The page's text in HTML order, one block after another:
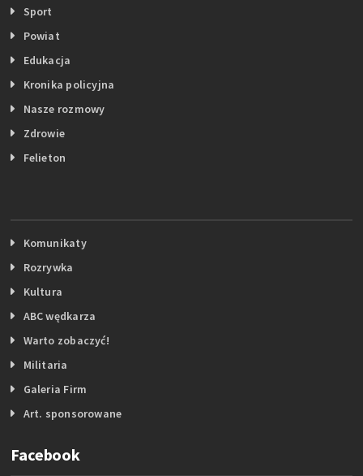
Sport
Powiat
Edukacja
Kronika policyjna
Nasze rozmowy
Zdrowie
Felieton
Komunikaty
Rozrywka
Kultura
ABC wędkarza
Warto zobaczyć!
Militaria
Galeria Firm
Art. sponsorowane
Facebook